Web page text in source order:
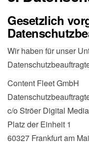
Gesetzlich
Wir haben für unser
Content Fleet GmbH
c/o Ströer Digital
Platz der Einheit 1
60327 Frankfurt am